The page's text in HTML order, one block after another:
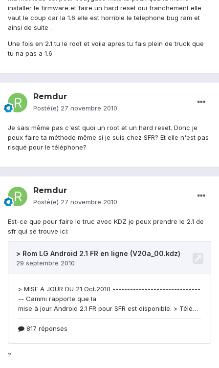
installer le firmware et faire un hard reset oui franchement elle
vaut le coup car la 1.6 elle est horrible le telephone bug ram et
ainsi de suite .
Une fois en 2.1 tu le root et voila apres tu fais plein de truck que
tu na pas a 1.6
Remdur
Posté(e) 27 novembre 2010
Je sais même pas c'est quoi un root et un hard reset. Donc je
peux faire ta méthode même si je suis chez SFR? Et elle n'est pas
risqué pour le téléphone?
Remdur
Posté(e) 27 novembre 2010
Est-ce que pour faire le truc avec KDZ je peux prendre le 2.1 de
sfr qui se trouve ici:
?